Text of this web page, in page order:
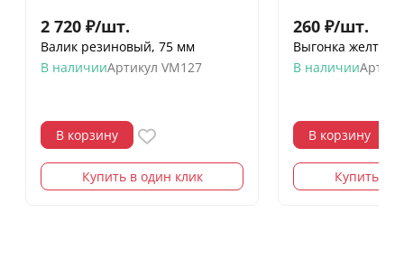
2 720 ₽/шт.
Валик резиновый, 75 мм
В наличииАртикул VM127
В корзину
Купить в один клик
260 ₽/шт.
Выгонка желтая
В наличии
В корзину
Купить в